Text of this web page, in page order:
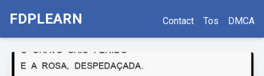
FDPLEARN Contact Tos DMCA